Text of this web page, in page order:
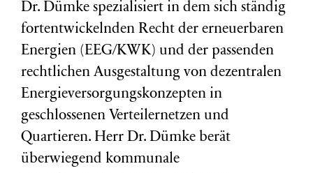
Dr. Dümke spezialisiert in dem sich ständig
fortentwickelnden Recht der erneuerbaren
Energien (EEG/KWK) und der passenden
rechtlichen Ausgestaltung von dezentralen
Energieversorgungskonzepten in
geschlossenen Verteilernetzen und
Quartieren. Herr Dr. Dümke berät
überwiegend kommunale